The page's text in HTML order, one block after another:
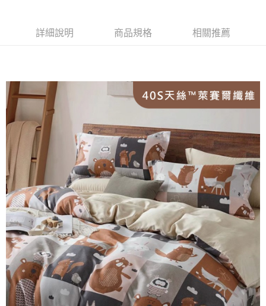
成交易。
【繳款方式說明】
1.分期款項不併入電信帳單，「大哥付你分期」於每月結算日後寄送繳費提
醒簡訊。
2.透過簡訊連結打開帳單後，可選擇「超商條碼／台灣大直營門市／銀行轉
帳／街口支付／iPASS MONEY」等通路繳費。
【注意事項】
1.本服務係由「台灣大哥大股份有限公司」（以下簡稱本公司）所提供，讓
用戶於交易時，得透過本服務購買商品或服務，並由商店將買賣／分期付款
買賣價金債權讓與本公司後，依約使用本公司帳單繳交帳款。
2.基於同意付款使用「大哥付你分期」之契約關係目的，商店將以您的個人
資料（包含姓名、電話或地址）提供予台灣大哥大進項蒐集、處理及利用，
由本公司與您本人進行分期帳單所需資料之確認、核對及更正。
3.完整用戶服務條款，請詳閱以下連結：https://oppay.tw/userRule
AFTEE先享後付是「在收到商品之後才付款」的支付方式。 讓您購物簡單
【「AFTEE先享後付」結帳流程】
１．於結帳方式選擇「AFTEE先享後付」後，將跳轉至「AFTEE先享後付」
結帳頁面，進行簡訊認證並確認金額後，即可完成結帳。
２．訂單成立數日內，您將收到繳費通知簡訊。
３．收到繳費通知簡訊後14天內，點擊此簡訊中的連結，可透過四大超商／
ATM／網路銀行／等多元方式進行付款，方視為交易完成。
※ 請注意：結帳手續完成當下不需立刻繳費，但若您需要取消訂單，請聯絡
購買商品的店家。未經商家同意取消之訂單仍視為有效，需透過AFTEE先享
後付繳納相關費用。
※ 交易是否成功請以「AFTEE先享後付 」之結帳頁面顯示為準，若有關於
是否繳費成功／繳費後需取消欲退款等相關疑問，請聯繫「AFTEE先享後付
客戶支援中心」https://netprotections.freshdesk.com/support/home
【注意事項】
１．透過由恩沛科技股份有限公司提供之「AFTEE先享後付」服務完成之交
易，需依本服務之必要範圍內提供個人資料，並將交易相關給付款項請求債
權轉讓予恩沛科技股份有限公司。
２．關於個人資料處理事宜，請瀏覽以下網址：
https://aftee.tw/terms/#terms3
３．未成年的使用者請事先徵得法定代理人或監護人之同意方可使用
ATM付款
全家取貨付款
每筆NT$65，滿NT$990(含以上)免運費
萊爾富取貨付款
每筆NT$60，滿NT$990(含以上)免運費
7-11取貨付款
每筆NT$65，滿NT$990(含以上)免運費
大型超重物流運送
每筆NT$150，滿NT$990(含以上)免運費
郵局包裹
每筆NT$250
詳細說明 商品規格 相關推薦